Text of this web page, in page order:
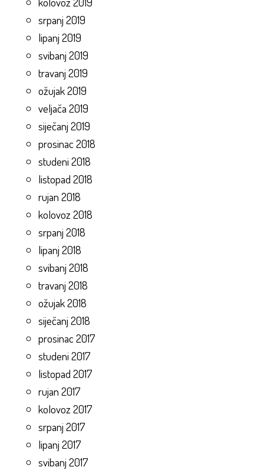
srpanj 2019
lipanj 2019
svibanj 2019
travanj 2019
ožujak 2019
veljača 2019
siječanj 2019
prosinac 2018
studeni 2018
listopad 2018
rujan 2018
kolovoz 2018
srpanj 2018
lipanj 2018
svibanj 2018
travanj 2018
ožujak 2018
siječanj 2018
prosinac 2017
studeni 2017
listopad 2017
rujan 2017
kolovoz 2017
srpanj 2017
lipanj 2017
svibanj 2017